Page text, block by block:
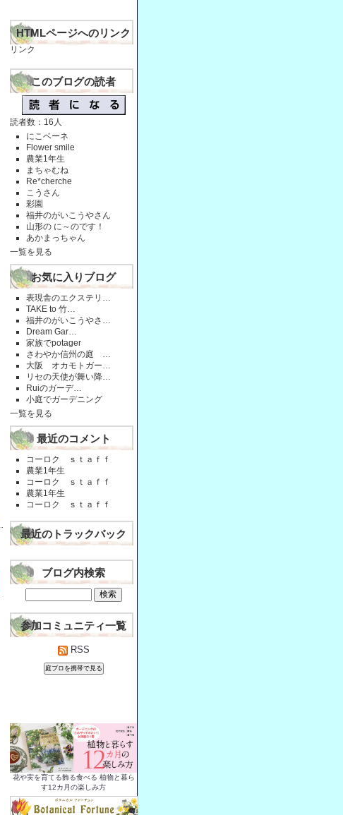
HTMLページへのリンク
リンク
このブログの読者
読者数：16人
にこベーネ
Flower smile
農業1年生
まちゃむね
Re*cherche
こうさん
彩園
福井のがいこうやさん
山形の に～のです！
あかまっちゃん
一覧を見る
お気に入りブログ
表現舎のエクステリ…
TAKE to 竹…
福井のがいこうやさ…
Dream Gar…
家族でpotager
さわやか信州の庭 …
大阪 オカモトガー…
リセの天使が舞い降…
Ruiのガーデ…
小庭でガーデニング
一覧を見る
最近のコメント
コーロク ｓｔａｆｆ
農業1年生
コーロク ｓｔａｆｆ
農業1年生
コーロク ｓｔａｆｆ
最近のトラックバック
ブログ内検索
参加コミュニティ一覧
RSS
花や実を育てる飾る食べる 植物と暮ら
す12カ月の楽しみ方